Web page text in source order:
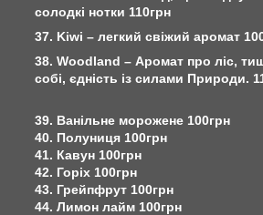
солодкі нотки 110грн
37. Kiwi – легкий свіжий аромат
38. Woodland – Аромат про ліс,
собі, єдність із силами Природи.
39. Ванільне морожене 100грн
40. Полуниця 100грн
41. Кавун 100грн
42. Горіх 100грн
43. Грейпфрут 100грн
44. Лимон лайм 100грн